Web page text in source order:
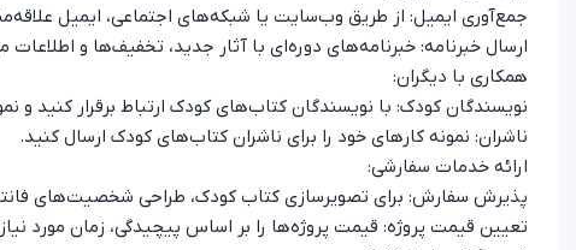
جمع‌آوری ایمیل: از طریق وب‌سایت یا شبکه‌های اجتماعی، ایمیل
ارسال خبرنامه: خبرنامه‌های دوره‌ای با آثار جدید، تخفیف‌ها و
همکاری با دیگران:
نویسندگان کودک: با نویسندگان کتاب‌های کودک ارتباط برقرار کنید و
ناشران: نمونه کارهای خود را برای ناشران کتاب‌های کودک ارسال کنید.
ارائه خدمات سفارشی:
پذیرش سفارش: برای تصویرسازی کتاب کودک، طراحی شخصیت‌های
تعیین قیمت پروژه: قیمت پروژه‌ها را بر اساس پیچیدگی، زمان مورد